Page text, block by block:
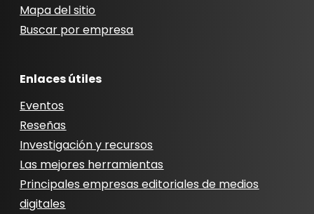
Mapa del sitio
Buscar por empresa
Enlaces útiles
Eventos
Reseñas
Investigación y recursos
Las mejores herramientas
Principales empresas editoriales de medios
digitales